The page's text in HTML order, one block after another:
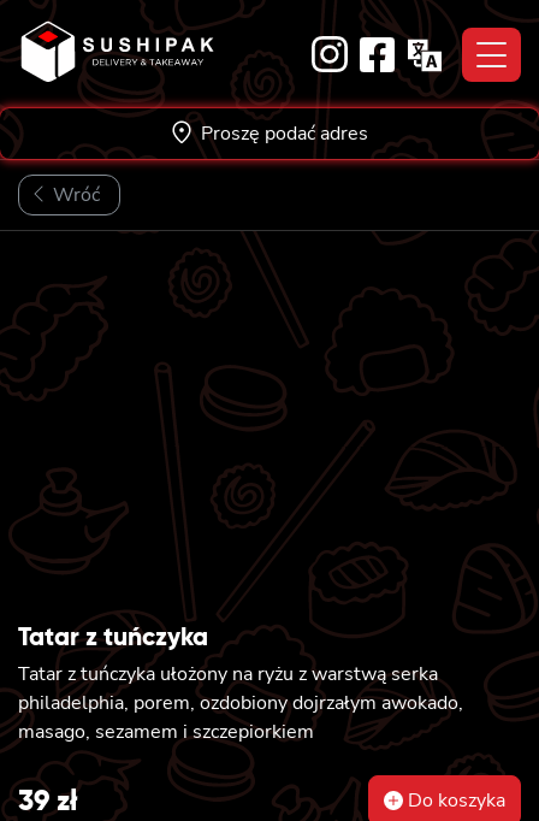
Skip
to
content
Proszę podać adres
Wróć
Tatar z tuńczyka
Tatar z tuńczyka ułożony na ryżu z warstwą serka
philadelphia, porem, ozdobiony dojrzałym awokado,
masago, sezamem i szczepiorkiem
39zł Do koszyka